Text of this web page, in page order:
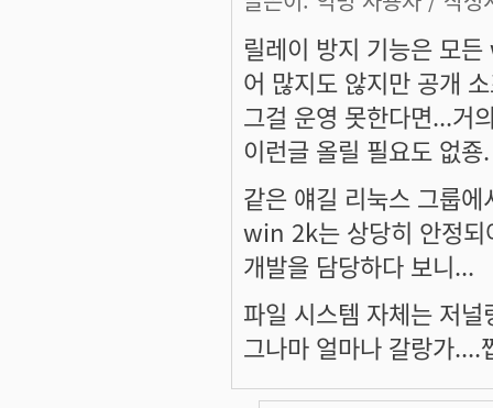
릴레이 방지 기능은 모
어 많지도 않지만 공개
그걸 운영 못한다면...거
이런글 올릴 필요도 없죵.
같은 얘길 리눅스 그룹
win 2k는 상당히 안정되
개발을 담당하다 보니...
파일 시스템 자체는 저
그나마 얼마나 갈랑가....